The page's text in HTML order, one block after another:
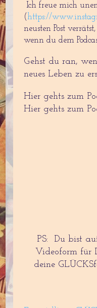
Ich freue mich
(https://
neusten Post
wenn du dem
Gehst du ran,
neues Leben zu
Hier gehts zum
Hier gehts zum
PS: Du bist
Videoform für
deine